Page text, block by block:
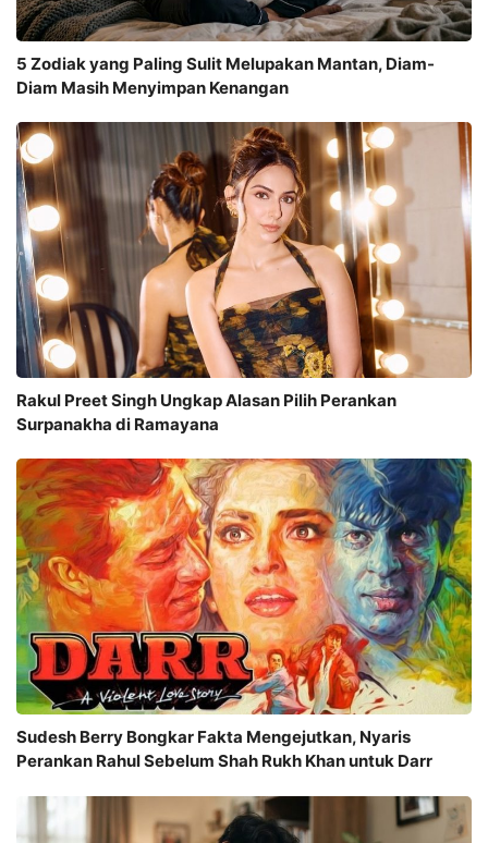
5 Zodiak yang Paling Sulit Melupakan Mantan, Diam-
Diam Masih Menyimpan Kenangan
Rakul Preet Singh Ungkap Alasan Pilih Perankan
Surpanakha di Ramayana
Sudesh Berry Bongkar Fakta Mengejutkan, Nyaris
Perankan Rahul Sebelum Shah Rukh Khan untuk Darr